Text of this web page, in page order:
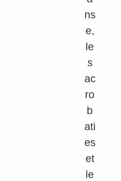
ns
e,
le
s
ac
ro
b
ati
es
et
le